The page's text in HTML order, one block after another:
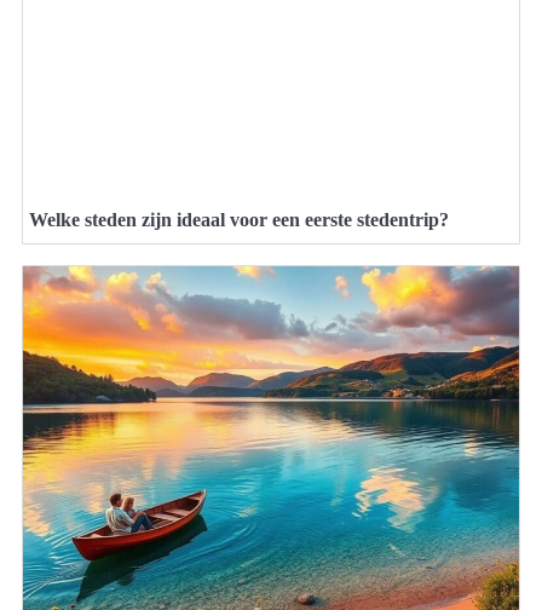
Welke steden zijn ideaal voor een eerste stedentrip?